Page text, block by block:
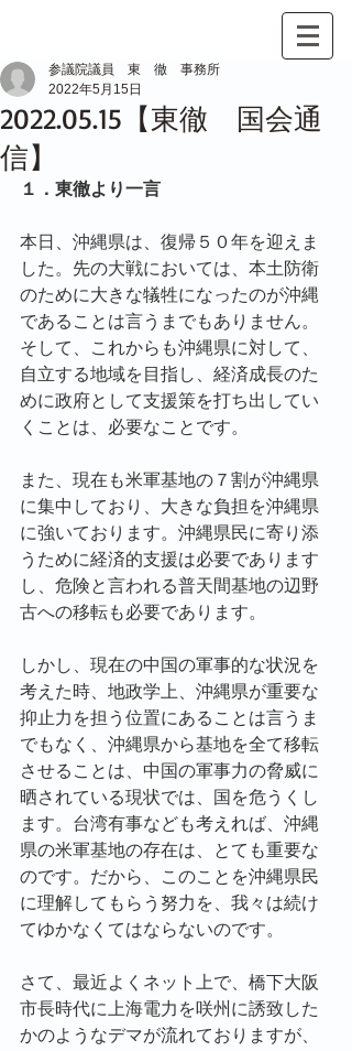
2022.05.15【東徹 国会通
信】
参議院議員 東 徹 事務所
2022年5月15日
１．東徹より一言
本日、沖縄県は、復帰５０年を迎えま
した。先の大戦においては、本土防衛
のために大きな犠牲になったのが沖縄
であることは言うまでもありません。
そして、これからも沖縄県に対して、
自立する地域を目指し、経済成長のた
めに政府として支援策を打ち出してい
くことは、必要なことです。
また、現在も米軍基地の７割が沖縄県
に集中しており、大きな負担を沖縄県
に強いております。沖縄県民に寄り添
うために経済的支援は必要であります
し、危険と言われる普天間基地の辺野
古への移転も必要であります。
しかし、現在の中国の軍事的な状況を
考えた時、地政学上、沖縄県が重要な
抑止力を担う位置にあることは言うま
でもなく、沖縄県から基地を全て移転
させることは、中国の軍事力の脅威に
晒されている現状では、国を危うくし
ます。台湾有事なども考えれば、沖縄
県の米軍基地の存在は、とても重要な
のです。だから、このことを沖縄県民
に理解してもらう努力を、我々は続け
てゆかなくてはならないのです。
さて、最近よくネット上で、橋下大阪
市長時代に上海電力を咲州に誘致した
かのようなデマが流れておりますが、